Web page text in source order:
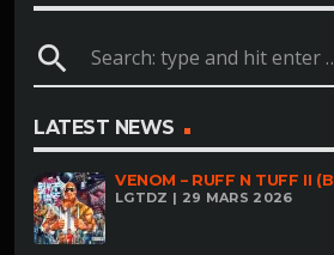
search
LATEST NEWS
VENOM – RUFF N TUFF II
LGTDZ | 29 MARS 2026